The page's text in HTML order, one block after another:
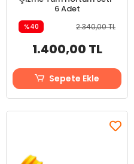
6 Adet
%40 2.340,00 TL
1.400,00 TL
Sepete Ekle